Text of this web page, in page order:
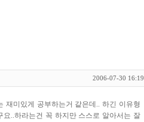
2006-07-30 16:19
재미있게 공부하는거 같은데.. 하긴 이유형
..하라는건 꼭 하지만 스스로 알아서는 잘